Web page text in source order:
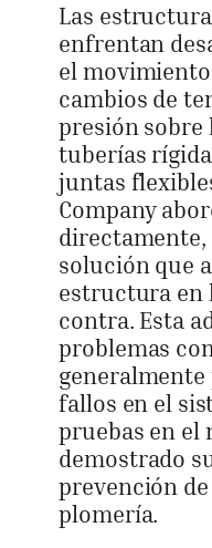
Las
enfrentan
el
cambios de
presión sobre
tuberías
juntas
Company
solución que
estructura en
contra. Esta
problemas
fallos en el
pruebas en el
demostrado
prevención
plomería.